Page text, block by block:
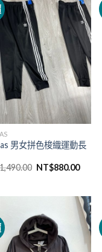
男女拼色梭織運動長
NT$880.00